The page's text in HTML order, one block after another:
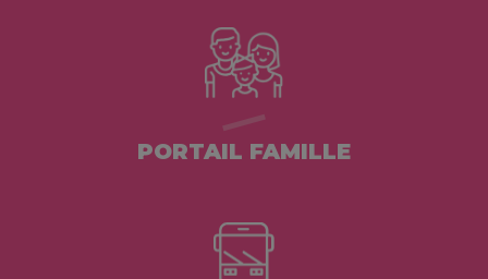
PORTAIL FAMILLE